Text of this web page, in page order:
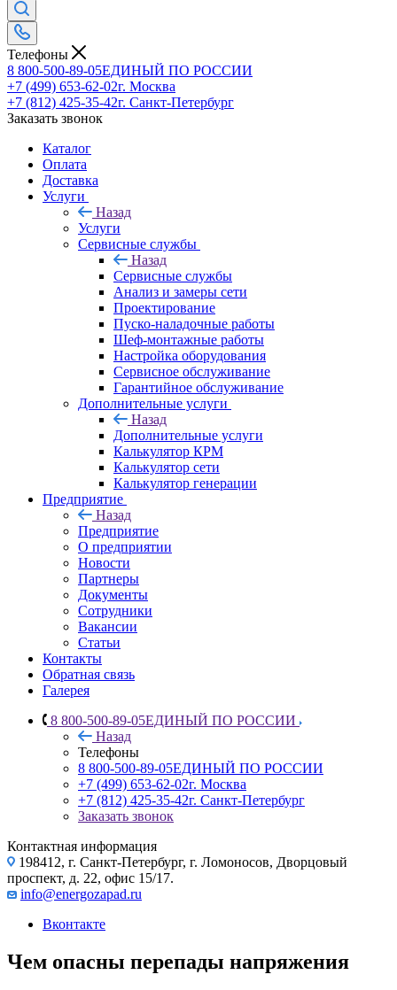
Телефоны
8 800-500-89-05ЕДИНЫЙ ПО РОССИИ
+7 (499) 653-62-02г. Москва
+7 (812) 425-35-42г. Санкт-Петербург
Заказать звонок
Каталог
Оплата
Доставка
Услуги
Назад
Услуги
Сервисные службы
Назад
Сервисные службы
Анализ и замеры сети
Проектирование
Пуско-наладочные работы
Шеф-монтажные работы
Настройка оборудования
Сервисное обслуживание
Гарантийное обслуживание
Дополнительные услуги
Назад
Дополнительные услуги
Калькулятор КРМ
Калькулятор сети
Калькулятор генерации
Предприятие
Назад
Предприятие
О предприятии
Новости
Партнеры
Документы
Сотрудники
Вакансии
Статьи
Контакты
Обратная связь
Галерея
8 800-500-89-05ЕДИНЫЙ ПО РОССИИ
Назад
Телефоны
8 800-500-89-05ЕДИНЫЙ ПО РОССИИ
+7 (499) 653-62-02г. Москва
+7 (812) 425-35-42г. Санкт-Петербург
Заказать звонок
Контактная информация
198412, г. Санкт-Петербург, г. Ломоносов, Дворцовый
проспект, д. 22, офис 15/17.
info@energozapad.ru
Вконтакте
Чем опасны перепады напряжения